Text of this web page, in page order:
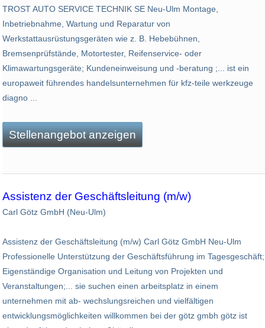
TROST AUTO SERVICE TECHNIK SE Neu-Ulm Montage,
Inbetriebnahme, Wartung und Reparatur von
Werkstattausrüstungsgeräten wie z. B. Hebebühnen,
Bremsenprüfstände, Motortester, Reifenservice- oder
Klimawartungsgeräte; Kundeneinweisung und -beratung ;... ist ein
europaweit führendes handelsunternehmen für kfz-teile werkzeuge
diagno ...
Stellenangebot anzeigen
Assistenz der Geschäftsleitung (m/w)
Carl Götz GmbH (Neu-Ulm)
Assistenz der Geschäftsleitung (m/w) Carl Götz GmbH Neu-Ulm
Professionelle Unterstützung der Geschäftsführung im Tagesgeschäft;
Eigenständige Organisation und Leitung von Projekten und
Veranstaltungen;... sie suchen einen arbeitsplatz in einem
unternehmen mit ab- wechslungsreichen und vielfältigen
entwicklungsmöglichkeiten willkommen bei der götz gmbh götz ist